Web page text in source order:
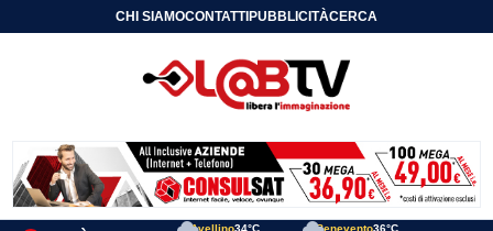
CHI SIAMOCONTATTIPUBBLICITÀCERCA
Avellino34°C Benevento36°C